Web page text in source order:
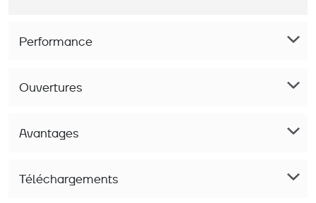
Performance
Ouvertures
Avantages
Téléchargements